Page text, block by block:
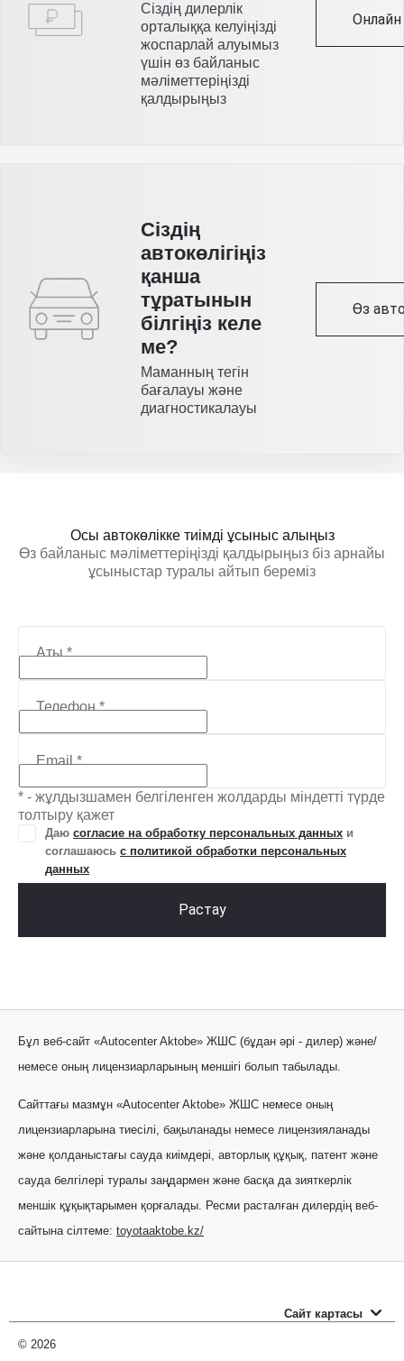
Сіздің дилерлік
орталыққа келуіңізді
жоспарлай алуымыз
үшін өз байланыс
мәліметтеріңізді
қалдырыңыз
Сіздің
автокөлігіңіз
қанша
тұратынын
білгіңіз келе
ме?
Маманның тегін
бағалауы және
диагностикалауы
Өз
Осы автокөлікке тиімді ұсыныс алыңыз
Өз байланыс мәліметтеріңізді қалдырыңыз біз арнайы
ұсыныстар туралы айтып береміз
Аты*
Телефон*
Email*
* - жұлдызшамен белгіленген жолдарды міндетті түрде
толтыру қажет
Даю согласие на обработку персональных данных
соглашаюсь с политикой обработки персональных
данных
Растау
Бұл веб-сайт «Autocenter Aktobe» ЖШС (бұдан әрі - дилер) және/
немесе оның лицензиарларының меншігі болып табылады.
Сайттағы мазмұн «Autocenter Aktobe» ЖШС немесе оның
лицензиарларына тиесілі, бақыланады немесе лицензияланады
және қолданыстағы сауда киімдері, авторлық құқық, патент және
сауда белгілері туралы заңдармен және басқа да зияткерлік
меншік құқықтарымен қорғалады. Ресми расталған дилердің веб-
сайтына сілтеме: toyotaaktobe.kz/
Сайт картасы
Новые автомобили
© 2026